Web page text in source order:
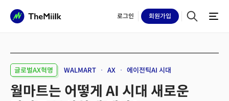
로그인 회원가입
글로벌AX혁명 WALMART AX 에이전틱AI 시대
월마트는 어떻게 AI 시대 새로운